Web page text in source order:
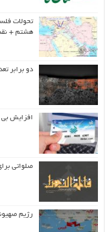
تحولات
هشتم +
دو برابر
افزایش بی
صلواتی
رژیم